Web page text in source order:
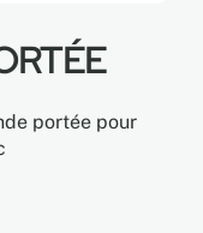
portée pour